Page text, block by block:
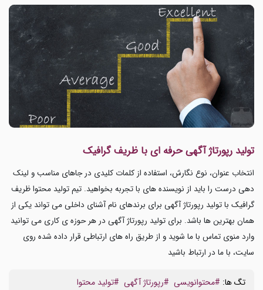
تولید رپورتاژ آگهی حرفه ای با ظریف گرافیک
انتخاب عنوان، نوع نگارش، استفاده از کلمات کلیدی در جاهای مناسب و لینک
دهی درست را باید از نویسنده های با تجربه بخواهید. تیم تولید محتوا ظریف
گرافیک با تولید رپورتاژ آگهی برای برندهای نام آشنای داخلی می تواند یکی از
همان بهترین ها باشد. برای تولید رپورتاژ آگهی در هر حوزه ی کاری می توانید
وارد منوی تماس با ما شوید و از طریق راه های ارتباطی قرار داده شده روی
سایت، با ما در ارتباط باشید
تگ ها: #محتوانویسی #رپورتاژ آگهی #تولید محتوا